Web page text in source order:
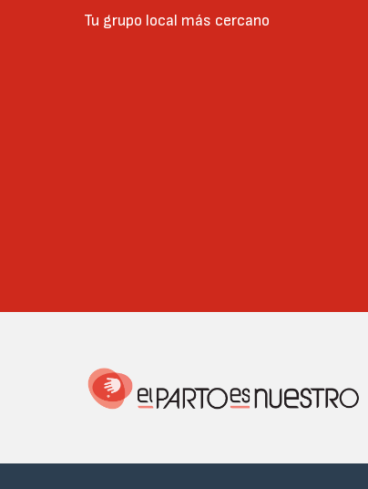
Tu grupo local más cercano